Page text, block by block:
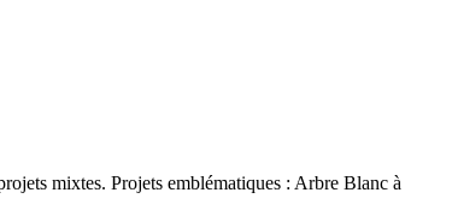
mixtes. Projets emblématiques : Arbre Blanc à